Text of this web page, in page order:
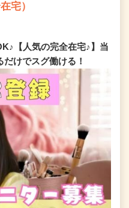
宅）
【人気の完全在宅♪】当
けでスグ働ける！